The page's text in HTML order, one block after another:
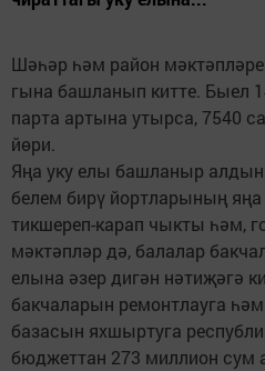
Шәһәр һәм район
гына башланып китте. Быел
парта артына утырса, 7540
йөри.
Яңа уку елы башланыр
белем бирү йортларының яңа
тикшереп-карап чыкты һәм,
мәктәпләр дә, балалар
елына әзер дигән нәтиҗәгә
бакчаларын ремонтлауга
базасын яхшыртуга
бюджеттан 273 миллион сум